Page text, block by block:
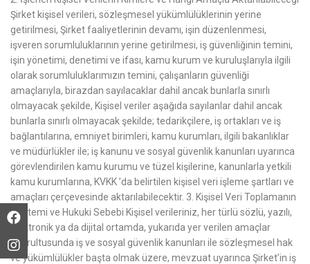
Şirket kişisel verileri, sözleşmesel yükümlülüklerinin yerine
getirilmesi, Şirket faaliyetlerinin devamı, işin düzenlenmesi,
işveren sorumluluklarının yerine getirilmesi, iş güvenliğinin temini,
işin yönetimi, denetimi ve ifası, kamu kurum ve kuruluşlarıyla ilgili
olarak sorumluluklarımızın temini, çalışanların güvenliği
amaçlarıyla, birazdan sayılacaklar dahil ancak bunlarla sınırlı
olmayacak şekilde, Kişisel veriler aşağıda sayılanlar dahil ancak
bunlarla sınırlı olmayacak şekilde; tedarikçilere, iş ortakları ve iş
bağlantılarına, emniyet birimleri, kamu kurumları, ilgili bakanlıklar
ve müdürlükler ile; iş kanunu ve sosyal güvenlik kanunları uyarınca
görevlendirilen kamu kurumu ve tüzel kişilerine, kanunlarla yetkili
kamu kurumlarına, KVKK ’da belirtilen kişisel veri işleme şartları ve
amaçları çerçevesinde aktarılabilecektir. 3. Kişisel Veri Toplamanın
Yöntemi ve Hukuki Sebebi Kişisel verileriniz, her türlü sözlü, yazılı,
elektronik ya da dijital ortamda, yukarıda yer verilen amaçlar
doğrultusunda iş ve sosyal güvenlik kanunları ile sözleşmesel hak
ve yükümlülükler başta olmak üzere, mevzuat uyarınca Şirket’in iş